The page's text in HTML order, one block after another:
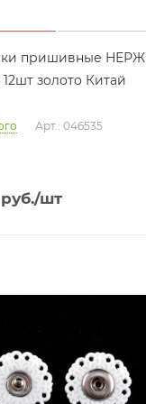
пришивные НЕРЖ
золото Китай
Арт.: 046535
руб./шт